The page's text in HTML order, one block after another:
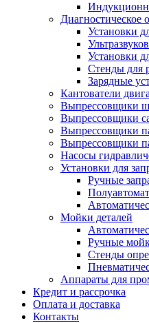
Диагностическое
Установки
Установки
Стенды для
Зарядные
Кантователи
Выпрессовщики
Выпрессовщики
Выпрессовщики
Выпрессовщики
Насосы
Установки для
Ручные
Мойки деталей
Ручные
Стенды
Аппараты для
Кредит и рассрочка
Оплата и доставка
Контакты